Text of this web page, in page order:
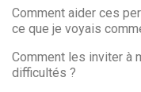
Comment aider ces
ce que je voyais
Comment les inviter à
difficultés ?